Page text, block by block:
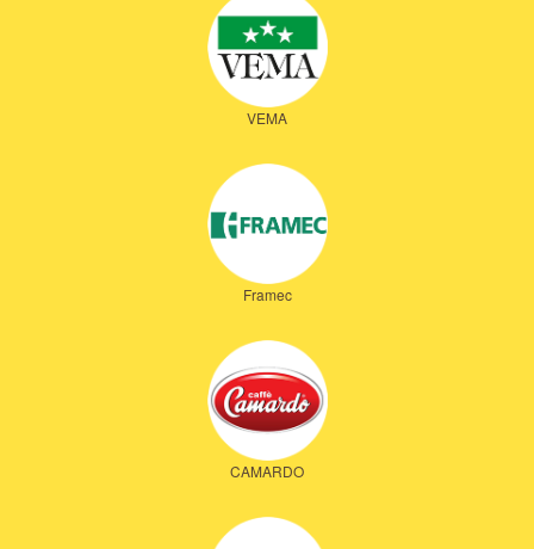
VEMA
Framec
CAMARDO